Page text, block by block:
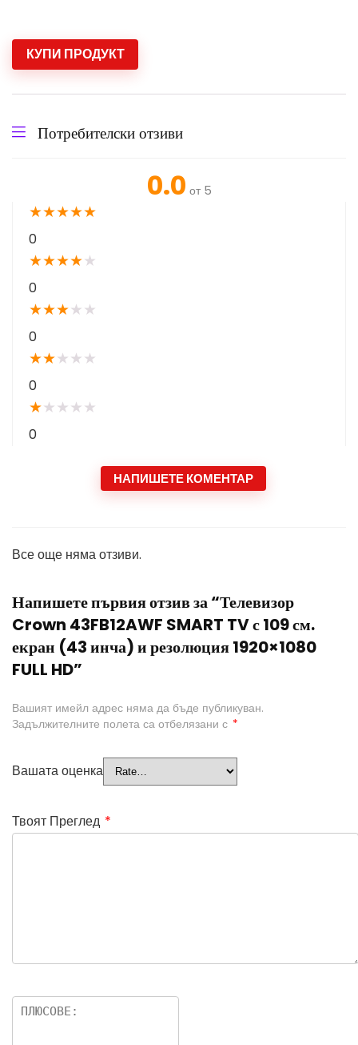
КУПИ ПРОДУКТ
Потребителски отзиви
0.0 от 5
★★★★★
0
★★★★★
0
★★★★ ★
0
★★★ ★ ★
0
★★ ★ ★ ★
0
НАПИШЕТЕ КОМЕНТАР
Все още няма отзиви.
Напишете първия отзив за “Телевизор
Crown 43FB12AWF SMART TV с 109 см.
екран (43 инча) и резолюция 1920×1080
FULL HD”
Вашият имейл адрес няма да бъде публикуван.
Задължителните полета са отбелязани с *
Вашата оценка
Твоят Преглед *